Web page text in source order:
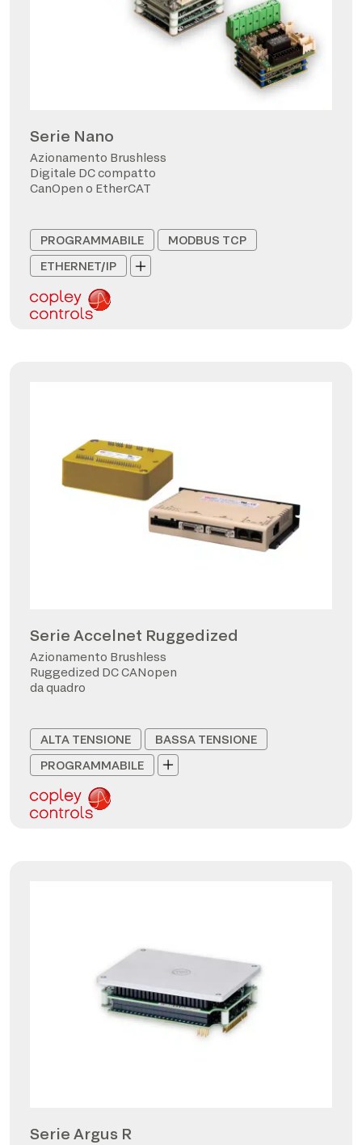
Serie Nano
Azionamento Brushless
Digitale DC compatto
CanOpen o EtherCAT
PROGRAMMABILE
MODBUS TCP
ETHERNET/IP
Serie Accelnet Ruggedized
Azionamento Brushless
Ruggedized DC CANopen
da quadro
ALTA TENSIONE
BASSA TENSIONE
PROGRAMMABILE
Serie Argus R